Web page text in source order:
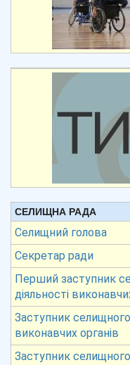
СЕЛИЩНА РАДА
Селищний голова
Секретар ради
Перший заступник
діяльності
Заступник
виконавчих органів
Заступник